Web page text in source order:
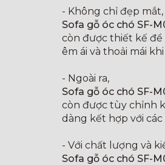
- Không chỉ đẹp mắt,
Sofa gỗ óc chó SF-
còn được thiết kế để
êm ái và thoải mái
- Ngoài ra,
Sofa gỗ óc chó SF-
còn được tùy chỉnh
dàng kết hợp với
- Với chất lượng và
Sofa gỗ óc chó SF-